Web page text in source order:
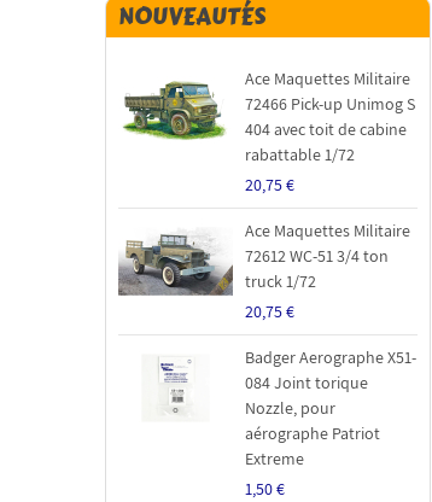
NOUVEAUTÉS
Ace Maquettes Militaire
72466 Pick-up Unimog S
404 avec toit de cabine
rabattable 1/72
20,75 €
Ace Maquettes Militaire
72612 WC-51 3/4 ton
truck 1/72
20,75 €
Badger Aerographe X51-
084 Joint torique
Nozzle, pour
aérographe Patriot
Extreme
1,50 €